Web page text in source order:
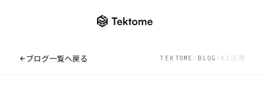
ナレッジセンター一覧へ
ブログ一覧へ戻る TEKTOME / BLOG /AI活用